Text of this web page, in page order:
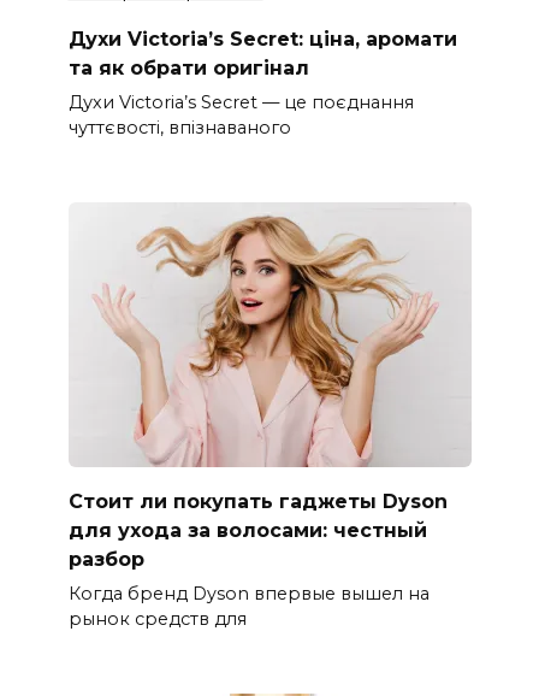
Духи Victoria’s Secret: ціна, аромати
та як обрати оригінал
Духи Victoria’s Secret — це поєднання
чуттєвості, впізнаваного
Стоит ли покупать гаджеты Dyson
для ухода за волосами: честный
разбор
Когда бренд Dyson впервые вышел на
рынок средств для